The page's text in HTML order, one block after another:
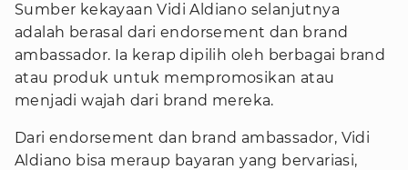
Sumber kekayaan Vidi Aldiano selanjutnya
adalah berasal dari endorsement dan brand
ambassador. Ia kerap dipilih oleh berbagai brand
atau produk untuk mempromosikan atau
menjadi wajah dari brand mereka.
Dari endorsement dan brand ambassador, Vidi
Aldiano bisa meraup bayaran yang bervariasi,